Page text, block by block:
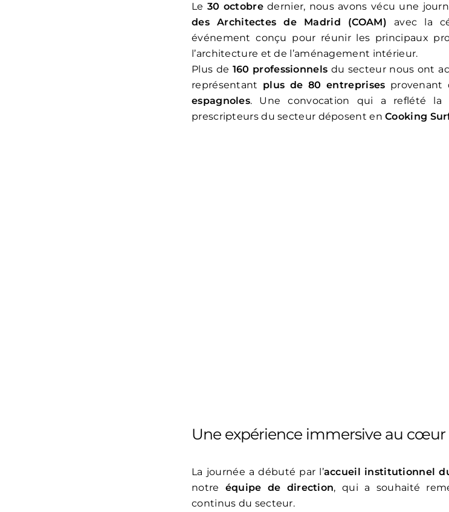
Le 30 octobredernier, nous avons vécu une
des Architectes de Madrid (COAM) avec la
événement conçu pour réunir les principaux
l’architecture et de l’aménagement intérieur.
Plus de 160 professionnels du secteur nous ont
représentant plus de 80 entreprises
espagnoles. Une convocation qui a reflété
prescripteurs du secteur déposent enCooking
Une expérience immersive au cœur
La journée a débuté par l’accueil institutionnel
notre équipe de direction, qui a souhaité
continus du secteur.